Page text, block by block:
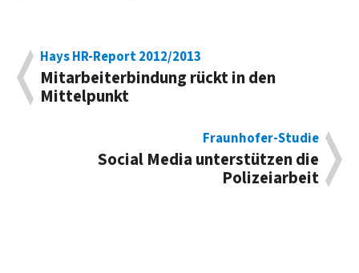
Hays HR-Report 2012/2013
Mitarbeiterbindung rückt in den
Mittelpunkt
Fraunhofer-Studie
Social Media unterstützen die
Polizeiarbeit